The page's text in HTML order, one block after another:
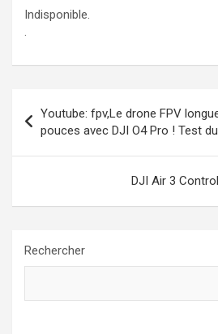
Indisponible.
.
de
l’article
Youtube: fpv,Le drone FPV
pouces avec DJI O4 Pro ! Test
DJI Air 3
Rechercher